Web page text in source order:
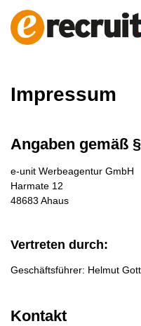
Impressum
Angaben gemäß
e-unit Werbeagentur GmbH
Harmate 12
48683 Ahaus
Ver­tre­ten durch:
Geschäftsführer: Helmut
Kontakt